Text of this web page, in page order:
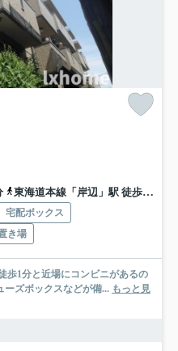
東海道本線「岸辺」駅 徒歩9分
宅配ボックス
き場
歩1分と近場にコンビニがあるの
ーズボックスなどが備... もっと見